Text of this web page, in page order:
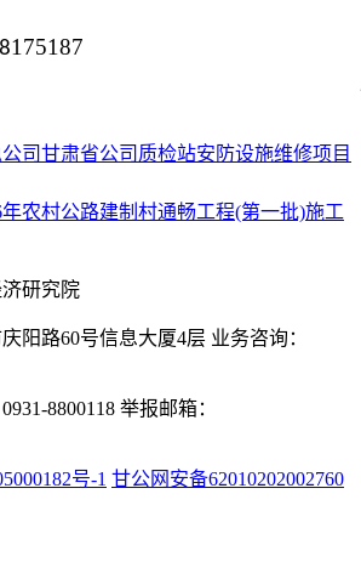
175187
司甘肃省公司质检站安防设施维修项目
年农村公路建制村通畅工程(第一批)施工
研究院
阳路60号信息大厦4层 业务咨询：
8800118 举报邮箱：
号-1 甘公网安备62010202002760